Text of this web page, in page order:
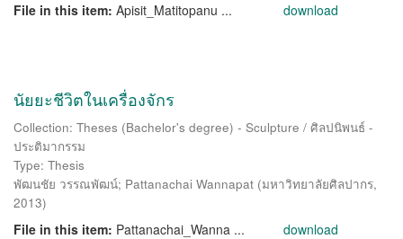
File in this item: Apisit_Matitopanu ... download
นัยยะชีวิตในเครื่องจักร
Collection: Theses (Bachelor's degree) - Sculpture / ศิลปนิพนธ์ -
ประติมากรรม
Type: Thesis
พัฒนชัย วรรณพัฒน์; Pattanachai Wannapat (มหาวิทยาลัยศิลปากร,
2013)
File in this item: Pattanachai_Wanna ... download